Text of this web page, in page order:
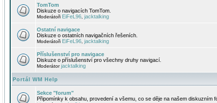
TomTom
Diskuze o navigacích TomTom.
Moderátoři EiFeL96 jacktalking
Ostatní navigace
Diskuze o ostatních navigačních řešeních.
Moderátoři EiFeL96 jacktalking
Příslušenství pro navigace
Diskuze o příslušenství pro všechny druhy navigací.
Moderátorjacktalking
Portál WM Help
Sekce "forum"
Připomínky k obsahu, provedení a všemu, co se děje na našem diskuzním